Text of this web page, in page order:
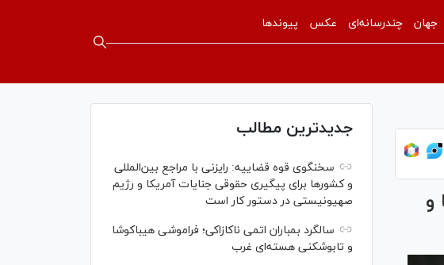
جهان چندرسانه‌ای عکس پیوندها
و
جدیدترین مطالب
سخنگوی قوه قضاییه: رایزنی‌ با مراجع بین‌المللی
و کشور‌ها برای پیگیری حقوقی جنایات آمریکا و رژیم
صهیونیستی در دستور کار است
سالگرد بمباران اتمی ناکازاکی؛ فراموشی هیباکوشا
و تابوشکنی هسته‌ای غرب